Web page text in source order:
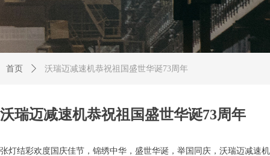
沃瑞迈减速机恭祝祖国盛世华诞73周年
张灯结彩欢度国庆佳节，锦绣中华，盛世华诞，举国同庆，沃瑞迈减速
首页 ꄲ 沃瑞迈减速机恭祝祖国盛世华诞73周年